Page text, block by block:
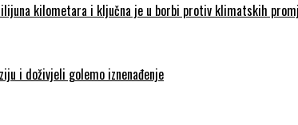
kilometara i ključna je u borbi protiv klimatskih
i doživjeli golemo iznenađenje